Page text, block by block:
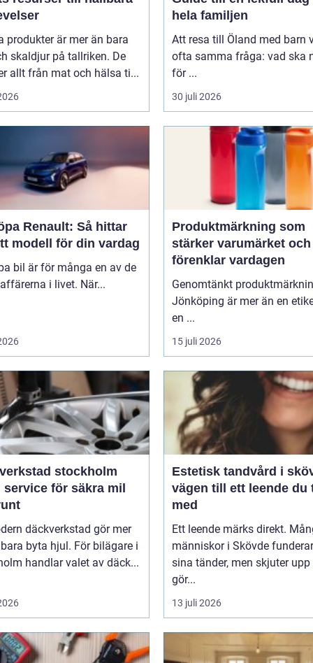
produkter är mer än bara
skaldjur på tallriken. De
allt från mat och hälsa ti...
hela familjen
Att resa till Öland med barn
ofta samma fråga: vad ska
för ...
30 juli 2026
Renault: Så hittar
modell för din vardag
bil är för många en av de
i livet. När...
Produktmärkning som
stärker varumärket och
förenklar vardagen
Genomtänkt
Jönköping är mer än en
en ...
15 juli 2026
stockholm
service för säkra mil
däckverkstad gör mer
byta hjul. För bilägare i
handlar valet av däck...
Estetisk tandvård i
vägen till ett leende du
med
Ett leende märks direkt.
människor i Skövde
sina tänder, men skjuter
gör...
13 juli 2026